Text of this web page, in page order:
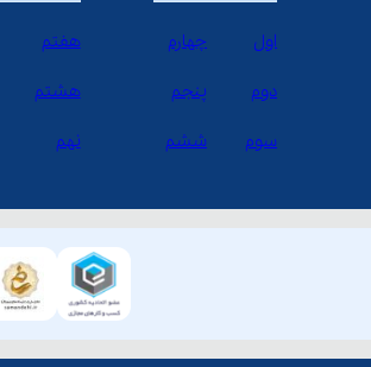
اول چهارم
دوم پنجم
سوم ششم
هفتم
هشتم
نهم